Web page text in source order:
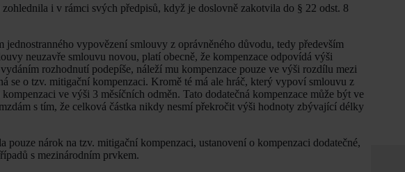
i v rámci svých předpisů, když je doslovně zakotvila do § 22 odst. 8
vypovězení smlouvy z oprávněného důvodu, tedy především
neuzavře smlouvu novou, platí obecně, že kompenzace odpovídá výši
rozhodnutí podepíše, náleží mu kompenzace pouze ve výši rozdílu mezi
se o tzv. mitigační kompenzaci. Kromě té má ale hráč, který vypoví smlouvu z
ve výši 3 měsíčních odměn. Tato dodatečná kompenzace může být ve
s tím, že celková částka nikdy nesmí překročit výši hodnoty zbývající délky
nárok na tzv. mitigační kompenzaci, ustanovení o kompenzaci dodatečné,
s mezinárodním prvkem.